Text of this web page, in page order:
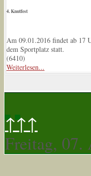
4. Knutfest
Am 09.01.2016 findet ab 17
dem Sportplatz statt.
(6410)
Weiterlesen...
↑↑↑
Freitag, 07.